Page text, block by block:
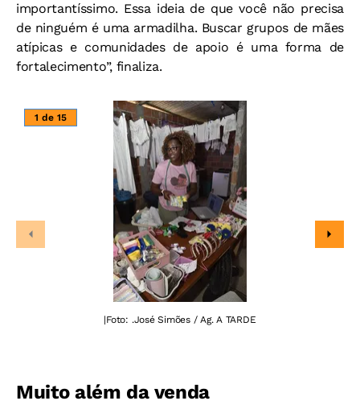
importantíssimo. Essa ideia de que você não precisa
de ninguém é uma armadilha. Buscar grupos de mães
atípicas e comunidades de apoio é uma forma de
fortalecimento”, finaliza.
1 de 15
|Foto: .José Simões / Ag. A TARDE
Muito além da venda